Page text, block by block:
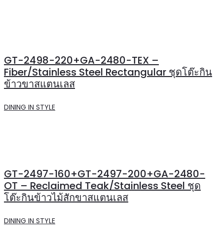
GT-2498-220+GA-2480-TEX –
Fiber/Stainless Steel Rectangular ชุดโต๊ะกิน
ข้าวขาสแตนเลส
DINING IN STYLE
GT-2497-160+GT-2497-200+GA-2480-
OT – Reclaimed Teak/Stainless Steel ชุด
โต๊ะกินข้าวไม้สักขาสแตนเลส
DINING IN STYLE